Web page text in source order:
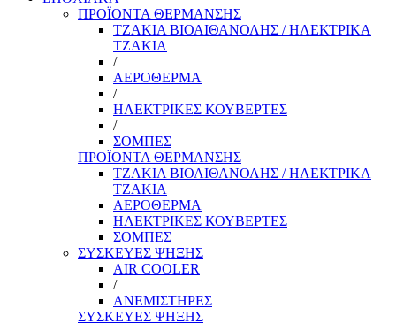
ΠΡΟΪΟΝΤΑ ΘΕΡΜΑΝΣΗΣ
ΤΖΑΚΙΑ ΒΙΟΑΙΘΑΝΟΛΗΣ / ΗΛΕΚΤΡΙΚΑ
ΤΖΑΚΙΑ
/
ΑΕΡΟΘΕΡΜΑ
/
ΗΛΕΚΤΡΙΚΕΣ ΚΟΥΒΕΡΤΕΣ
/
ΣΟΜΠΕΣ
ΠΡΟΪΟΝΤΑ ΘΕΡΜΑΝΣΗΣ
ΤΖΑΚΙΑ ΒΙΟΑΙΘΑΝΟΛΗΣ / ΗΛΕΚΤΡΙΚΑ
ΤΖΑΚΙΑ
ΑΕΡΟΘΕΡΜΑ
ΗΛΕΚΤΡΙΚΕΣ ΚΟΥΒΕΡΤΕΣ
ΣΟΜΠΕΣ
ΣΥΣΚΕΥΕΣ ΨΗΞΗΣ
AIR COOLER
/
ΑΝΕΜΙΣΤΗΡΕΣ
ΣΥΣΚΕΥΕΣ ΨΗΞΗΣ